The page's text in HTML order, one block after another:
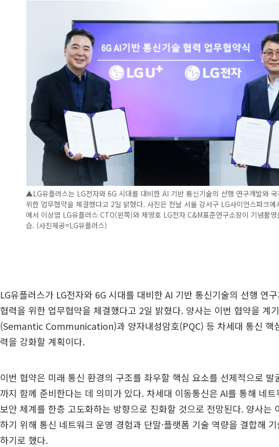
▲LG유플러스는 LG전자와 6G 시대를 대비한 AI 기반 통신기술의 선행 연구개발와
위한 업무협약을 체결했다고 2일 밝혔다. 사진은 전날 서울 강서구 LG사이언스파크에
에서 이상엽 LG유플러스 CTO(왼쪽)와 제영호 LG전자 C&M표준연구소장이 기념촬
습. (사진제공=LG유플러스)
LG유플러스가 LG전자와 6G 시대를 대비한 AI 기반 통신기술의 선행 연
협력을 위한 업무협약을 체결했다고 2일 밝혔다. 양사는 이번 협약을 계
(Semantic Communication)과 양자내성암호(PQC) 등 차세대 통신 핵
력을 강화할 계획이다.
이번 협약은 미래 통신 환경의 구조를 좌우할 핵심 요소를 선제적으로 발
까지 함께 준비한다는 데 의미가 있다. 차세대 이동통신은 AI를 통해 네
보안 체계를 한층 고도화하는 방향으로 진화할 것으로 전망된다. 양사는
하기 위해 통신 네트워크 운영 경험과 단말·플랫폼 기술 역량을 결합해
하기로 했다.